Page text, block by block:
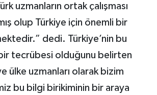
uzmanların ortak çalışması
olup Türkiye için önemli bir
dedi. Türkiye’nin bu
tecrübesi olduğunu belirten
ülke uzmanları olarak bizim
bu bilgi birikiminin bir araya